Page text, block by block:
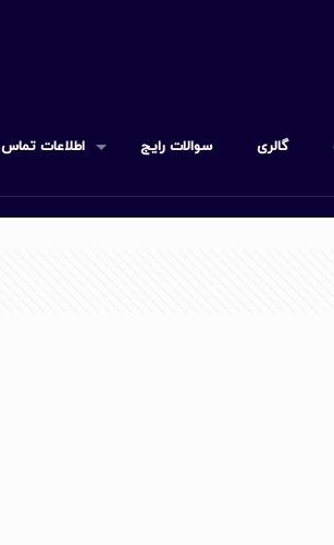
گالری سوالات رایج اطلاعات تماس